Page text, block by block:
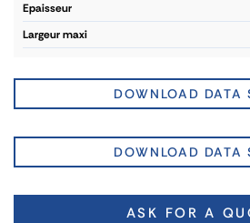
epaisseur
largeur maxi
DOWNLOAD DATA
DOWNLOAD DATA
ASK FOR A